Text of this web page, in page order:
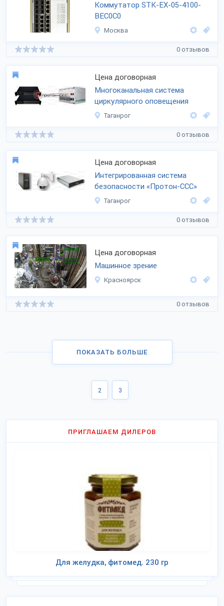
Коммутатор STK-EX-05-4100-
BEC0C0
Москва
0 отзывов
Цена договорная
Многоканальная система
циркулярного оповещения
Таганрог
0 отзывов
Цена договорная
Интегрированная система
безопасности «Протон-ССС»
Таганрог
0 отзывов
Цена договорная
Машинное зрение
Красноярск
0 отзывов
ПОКАЗАТЬ БОЛЬШЕ
2 3
ПРИГЛАШАЕМ ДИЛЕРОВ
Для желудка, фитомед. 230 гр